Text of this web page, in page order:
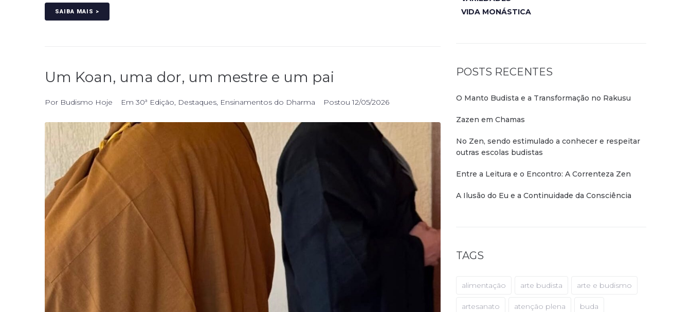
SAIBA MAIS >
Um Koan, uma dor, um mestre e um pai
Por Budismo Hoje Em 30ª Edição, Destaques, Ensinamentos do Dharma Postou12/05/2026
VIDA MONÁSTICA
POSTS RECENTES
O Manto Budista e a Transformação no Rakusu
Zazen em Chamas
No Zen, sendo estimulado a conhecer e respeitar
outras escolas budistas
Entre a Leitura e o Encontro: A Correnteza Zen
A Ilusão do Eu e a Continuidade da Consciência
TAGS
alimentação arte budista arte e budismo
artesanato atenção plena buda